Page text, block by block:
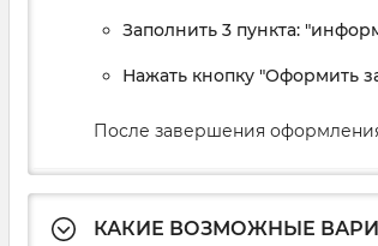
Заполнить 3 пункта:
Нажать кнопку "Оформить
После завершения
КАКИЕ ВОЗМОЖНЫЕ